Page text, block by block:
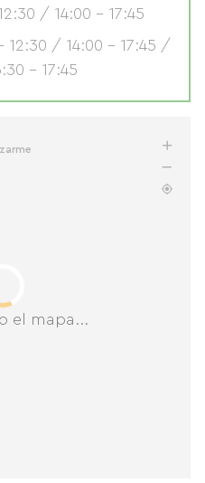
el mapa...
/ 14:00 - 17:45
12:30 / 14:00 - 17:45 /
- 17:45